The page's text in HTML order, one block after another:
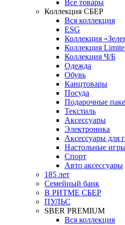
Все товары
Коллекция СБЕР
Вся коллекция
ESG
Коллекция
Коллекция
Коллекция Ч/Б
Одежда
Обувь
Канцтовары
Посуда
Подарочные
Текстиль
Аксессуары
Электроника
Аксессуары для
Настольные
Спорт
Авто аксессуары
185 лет
Семейный банк
В РИТМЕ СБЕР
ПУЛЬС
SBER PREMIUM
Вся коллекция